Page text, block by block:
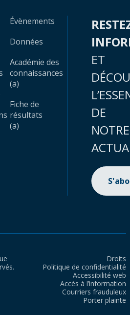
Évènements
Données
Académie des
connaissances
(a)
Fiche de
résultats
(a)
ET
DE
NOTRE
Droits
Politique de confidentialité
Accessibilité web
Accès à l’information
Courriers frauduleux
Porter plainte